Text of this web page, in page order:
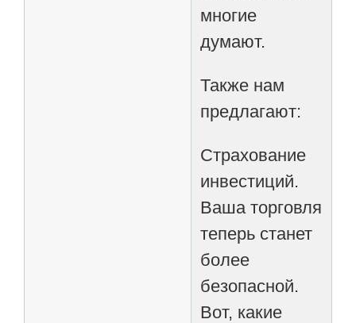
многие
думают.
Также нам
предлагают:
Страхование
инвестиций.
Ваша торговля
теперь станет
более
безопасной.
Вот, какие